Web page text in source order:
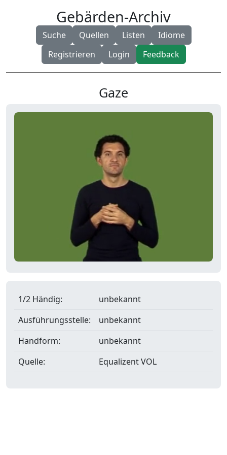
Gebärden-Archiv
Suche Quellen Listen
Idiome
Registrieren
Login Feedback
Gaze
1/2 Händig:
unbekannt
Ausführungsstelle:
unbekannt
Handform:
unbekannt
Quelle:
Equalizent VOL